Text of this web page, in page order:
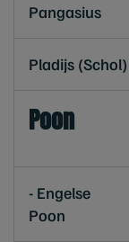
Pangasius
Pladijs (Schol)
Poon
- Engelse
Poon